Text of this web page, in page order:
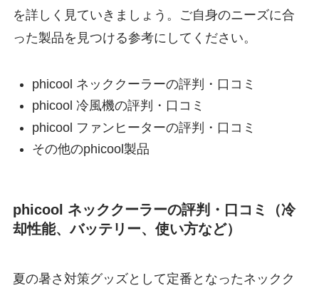
を詳しく見ていきましょう。ご自身のニーズに合
った製品を見つける参考にしてください。
phicool ネッククーラーの評判・口コミ
phicool 冷風機の評判・口コミ
phicool ファンヒーターの評判・口コミ
その他のphicool製品
phicool ネッククーラーの評判・口コミ（冷
却性能、バッテリー、使い方など）
夏の暑さ対策グッズとして定番となったネックク